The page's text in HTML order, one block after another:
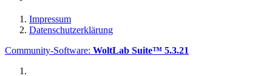
Impressum
Datenschutzerklärung
Community-Software: WoltLab Suite™ 5.3.21